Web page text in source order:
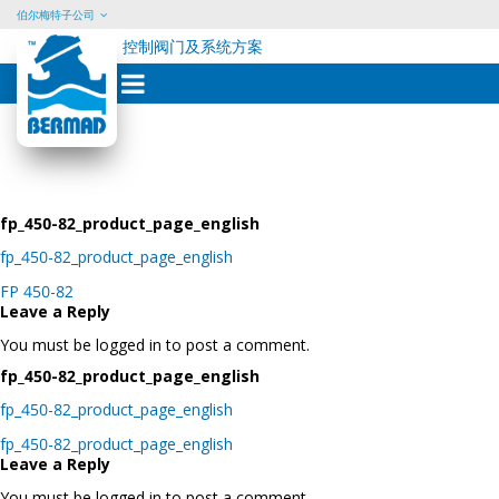
Skip
content
伯尔梅特子公司
控制阀门及系统方案
fp_450-82_product_page_english
fp_450-82_product_page_english
Post
navigation
FP 450-82
Leave a Reply
You must be logged in to post a comment.
fp_450-82_product_page_english
fp_450-82_product_page_english
Post
navigation
fp_450-82_product_page_english
Leave a Reply